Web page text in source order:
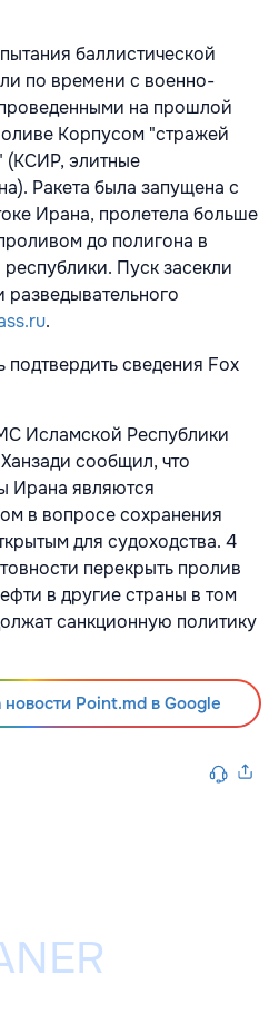
баллистической
по времени с военно-
на прошлой
Корпусом "стражей
(КСИР, элитные
Ракета была запущена с
Ирана, пролетела больше
до полигона в
Пуск засекли
разведывательного
.
подтвердить сведения Fox
Исламской Республики
сообщил, что
Ирана являются
в вопросе сохранения
для судоходства. 4
перекрыть пролив
в другие страны в том
санкционную политику
Point.md в Google